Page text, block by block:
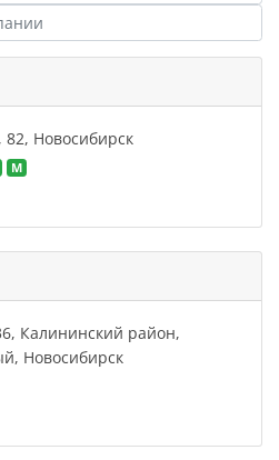
Новосибирск
M
Калининский район,
Новосибирск